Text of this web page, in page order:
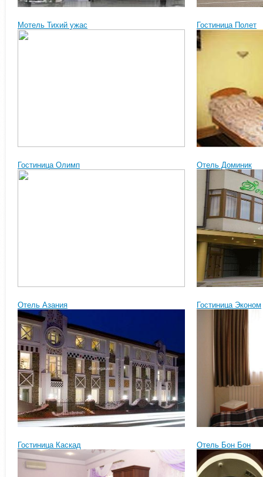
Мотель Тихий ужас Гостиница Полет
Гостиница Олимп Отель Доминик
Отель Азания Гостиница Эконом
Гостиница Каскад Отель Бон Бон